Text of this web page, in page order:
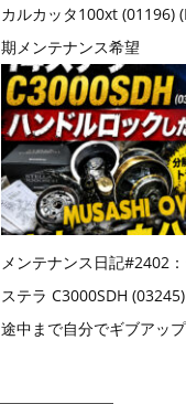
カルカッタ100xt (01196)
期メンテナンス希望
メンテナンス日記#2402
ステラ C3000SDH
途中まで自分でギブアップ